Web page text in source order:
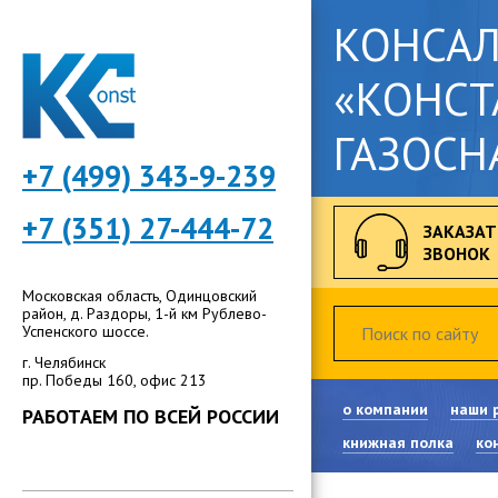
+7 (499) 343-9-239
+7 (351) 27-444-72
Московская область, Одинцовский
район, д. Раздоры, 1-й км Рублево-
Успенского шоссе.
г. Челябинск
пр. Победы 160, офис 213
РАБОТАЕМ ПО ВСЕЙ РОССИИ
ЗВОНОК
о компании
наши
книжная полка